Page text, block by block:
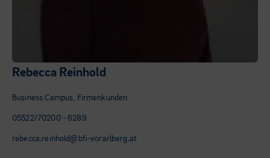
Rebecca Reinhold
Business Campus, Firmenkunden
05522/70200 - 6289
rebecca.reinhold@bfi-vorarlberg.at